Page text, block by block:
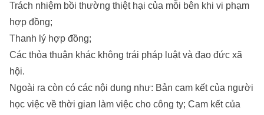
Trách nhiệm bồi thường thiệt hại của mỗi bên khi vi phạm
hợp đồng;
Thanh lý hợp đồng;
Các thỏa thuận khác không trái pháp luật và đạo đức xã
hội.
Ngoài ra còn có các nội dung như: Bản cam kết của người
học việc về thời gian làm việc cho công ty; Cam kết của